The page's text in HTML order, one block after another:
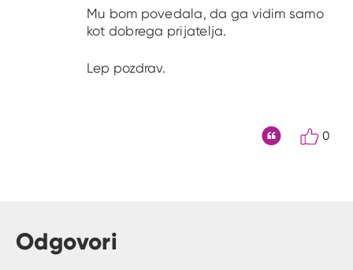
Mu bom povedala, da ga vidim samo
kot dobrega prijatelja.
Lep pozdrav.
0
Odgovori